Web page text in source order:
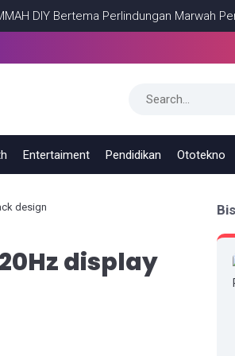
Bertema Perlindungan Marwah Perempuan
Entertaiment Pendidikan Ototekno
design
display